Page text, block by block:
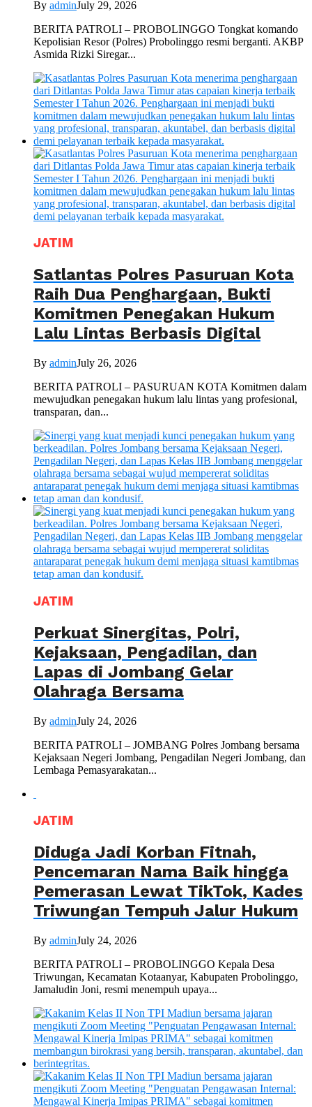
By adminJuly 29, 2026
BERITA PATROLI – PROBOLINGGO Tongkat komando
Kepolisian Resor (Polres) Probolinggo resmi berganti. AKBP
Asmida Rizki Siregar...
JATIM
Satlantas Polres Pasuruan Kota
Raih Dua Penghargaan, Bukti
Komitmen Penegakan Hukum
Lalu Lintas Berbasis Digital
By adminJuly 26, 2026
BERITA PATROLI – PASURUAN KOTA Komitmen dalam
mewujudkan penegakan hukum lalu lintas yang profesional,
transparan, dan...
JATIM
Perkuat Sinergitas, Polri,
Kejaksaan, Pengadilan, dan
Lapas di Jombang Gelar
Olahraga Bersama
By adminJuly 24, 2026
BERITA PATROLI – JOMBANG Polres Jombang bersama
Kejaksaan Negeri Jombang, Pengadilan Negeri Jombang, dan
Lembaga Pemasyarakatan...
JATIM
Diduga Jadi Korban Fitnah,
Pencemaran Nama Baik hingga
Pemerasan Lewat TikTok, Kades
Triwungan Tempuh Jalur Hukum
By adminJuly 24, 2026
BERITA PATROLI – PROBOLINGGO Kepala Desa
Triwungan, Kecamatan Kotaanyar, Kabupaten Probolinggo,
Jamaludin Joni, resmi menempuh upaya...